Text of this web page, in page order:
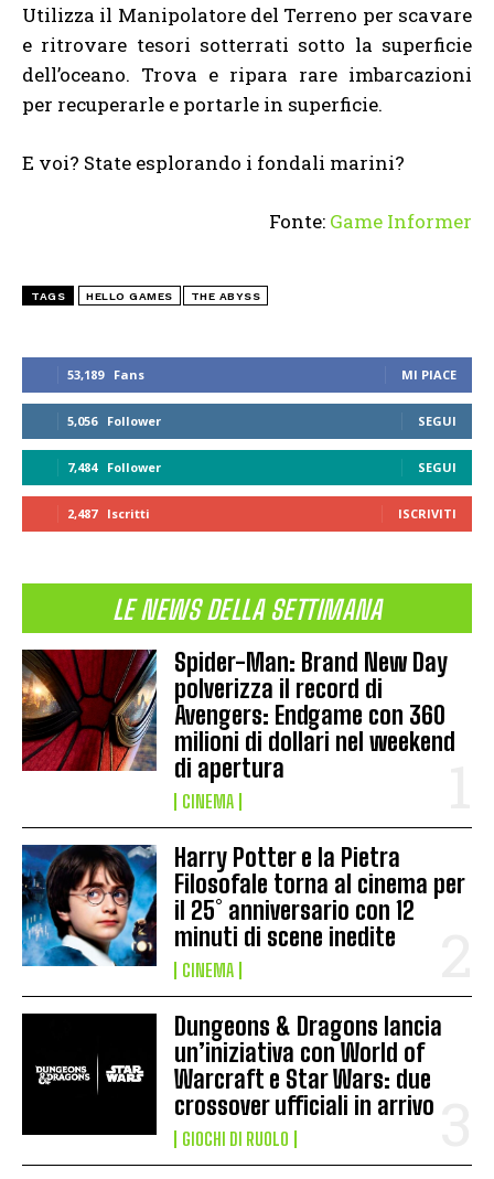
53,189 Fans MI PIACE
5,056 Follower SEGUI
7,484 Follower SEGUI
2,487 Iscritti ISCRIVITI
LE NEWS DELLA SETTIMANA
Spider-Man: Brand New Day
polverizza il record di
Avengers: Endgame con 360
milioni di dollari nel weekend
di apertura
CINEMA
Harry Potter e la Pietra
Filosofale torna al cinema per
il 25° anniversario con 12
minuti di scene inedite
CINEMA
Dungeons & Dragons lancia
un’iniziativa con World of
Warcraft e Star Wars: due
crossover ufficiali in arrivo
GIOCHI DI RUOLO
Utilizza il Manipolatore del Terreno per scavare
e ritrovare tesori sotterrati sotto la superficie
dell’oceano. Trova e ripara rare imbarcazioni
per recuperarle e portarle in superficie.
E voi? State esplorando i fondali marini?
Fonte: Game Informer
TAGS HELLO GAMES THE ABYSS